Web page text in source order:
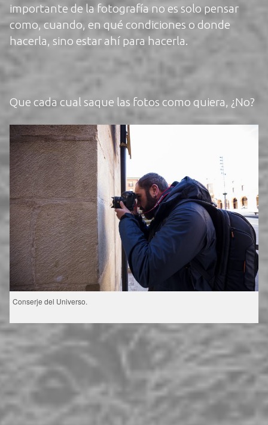
importante de la fotografía no es solo pensar
como, cuando, en qué condiciones o donde
hacerla, sino estar ahí para hacerla.
Que cada cual saque las fotos como quiera, ¿No?
Conserje del Universo.